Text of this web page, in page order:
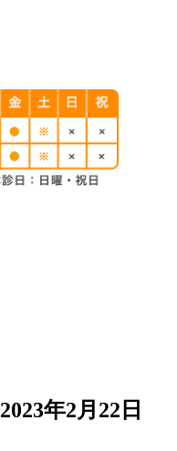
2023年2月22日